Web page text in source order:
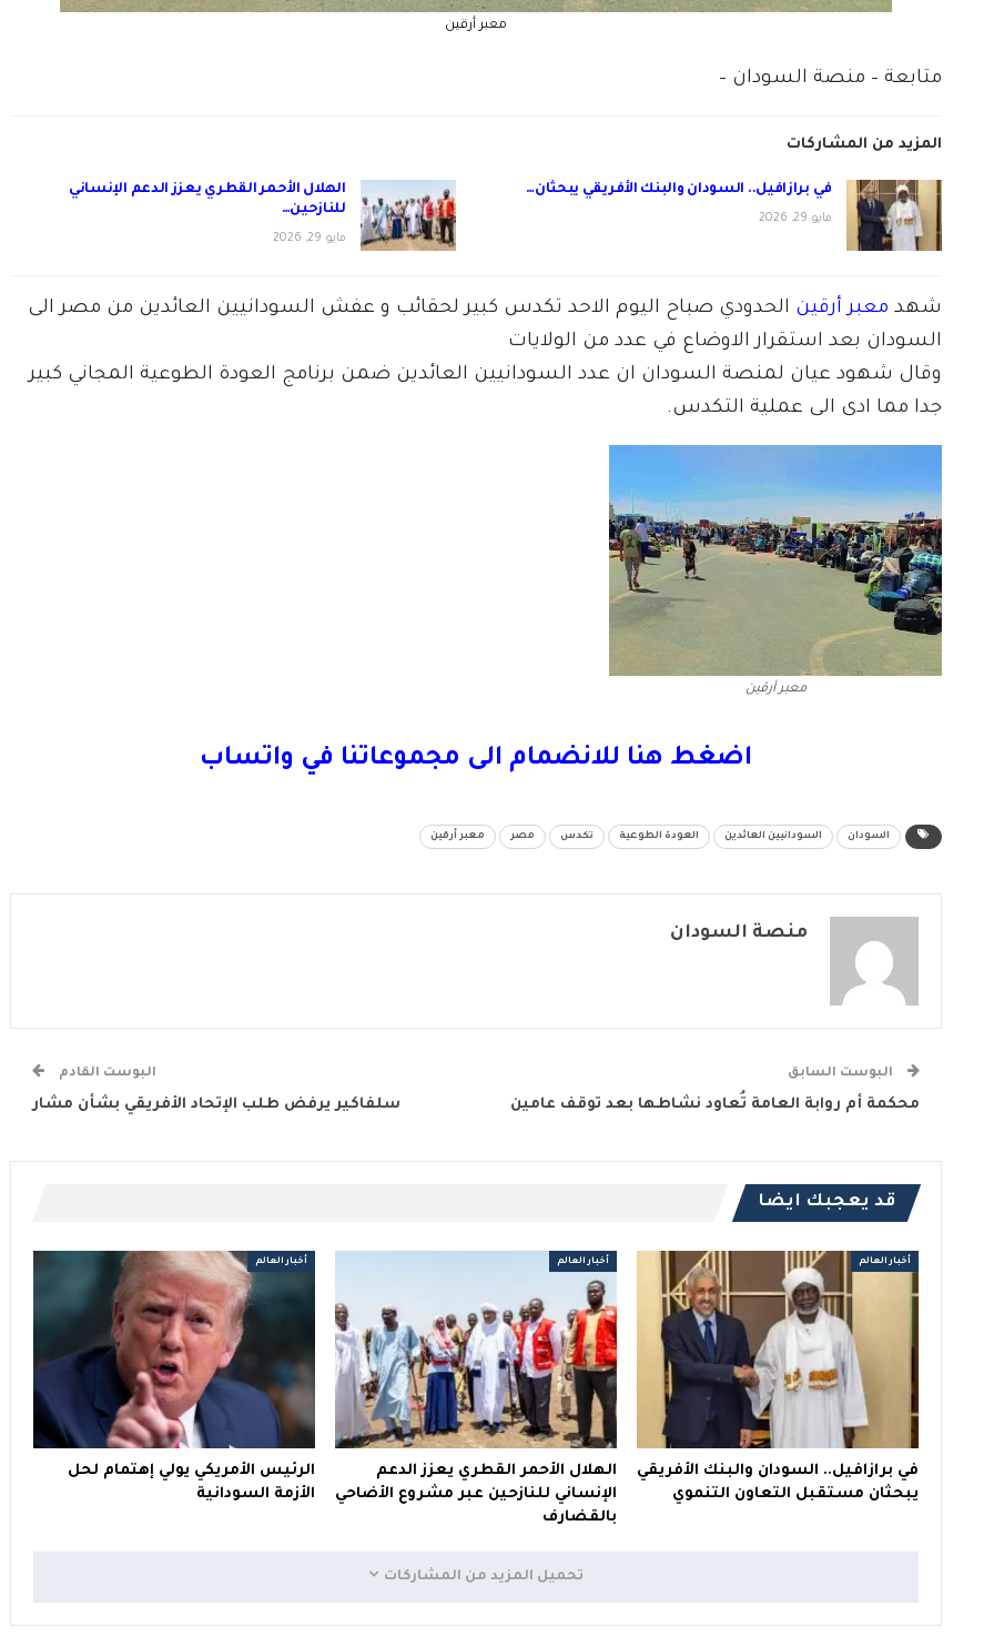
معبر أرقين
متابعة – منصة السودان –
المزيد من المشاركات
في برازافيل.. السودان والبنك الأفريقي يبحثان…
مايو 29, 2026
الهلال الأحمر القطري يعزز الدعم الإنساني
للنازحين…
مايو 29, 2026
شهد معبر أرقين الحدودي صباح اليوم الاحد تكدس كبير لحقائب و عفش السودانيين العائدين من مصر الى
السودان بعد استقرار الاوضاع في عدد من الولايات
وقال شهود عيان لمنصة السودان ان عدد السودانيين العائدين ضمن برنامج العودة الطوعية المجاني كبير
جدا مما ادى الى عملية التكدس.
معبر أرقين
اضغط هنا للانضمام الى مجموعاتنا في واتساب
السودان السودانيين العائدين العودة الطوعية تكدس مصر معبر أرقين
منصة السودان
البوست السابق
محكمة أم روابة العامة تُعاود نشاطها بعد توقف عامين
البوست القادم
سلفاكير يرفض طلب الإتحاد الأفريقي بشأن مشار
قد يعجبك ايضا
أخبار العالم
في برازافيل.. السودان والبنك الأفريقي
يبحثان مستقبل التعاون التنموي
أخبار العالم
الهلال الأحمر القطري يعزز الدعم
الإنساني للنازحين عبر مشروع الأضاحي
بالقضارف
أخبار العالم
الرئيس الأمريكي يولي إهتمام لحل
الأزمة السودانية
تحميل المزيد من المشاركات